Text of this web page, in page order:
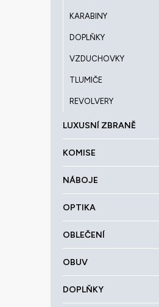
KARABINY
DOPLŇKY
VZDUCHOVKY
TLUMIČE
REVOLVERY
LUXUSNÍ ZBRANĚ
KOMISE
NÁBOJE
OPTIKA
OBLEČENÍ
OBUV
DOPLŇKY